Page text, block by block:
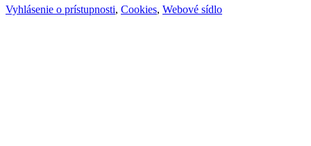
Vyhlásenie o prístupnosti, Cookies, Webové sídlo